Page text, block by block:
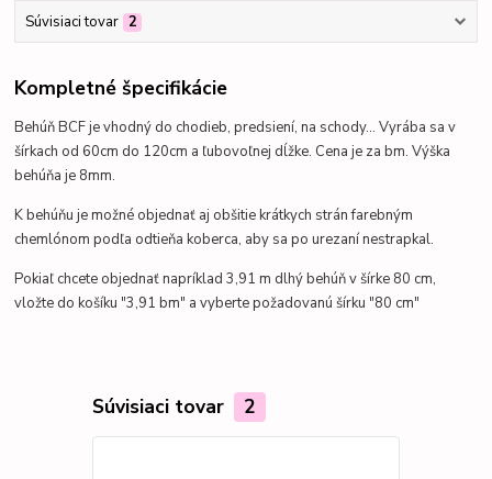
Súvisiaci tovar 2
Kompletné špecifikácie
Behúň BCF je vhodný do chodieb, predsiení, na schody... Vyrába sa v
šírkach od 60cm do 120cm a ľubovoľnej dĺžke. Cena je za bm. Výška
behúňa je 8mm.
K behúňu je možné objednať aj obšitie krátkych strán farebným
chemlónom podľa odtieňa koberca, aby sa po urezaní nestrapkal.
Pokiaľ chcete objednať napríklad 3,91 m dlhý behúň v šírke 80 cm,
vložte do košíku "3,91 bm" a vyberte požadovanú šírku "80 cm"
Súvisiaci tovar 2